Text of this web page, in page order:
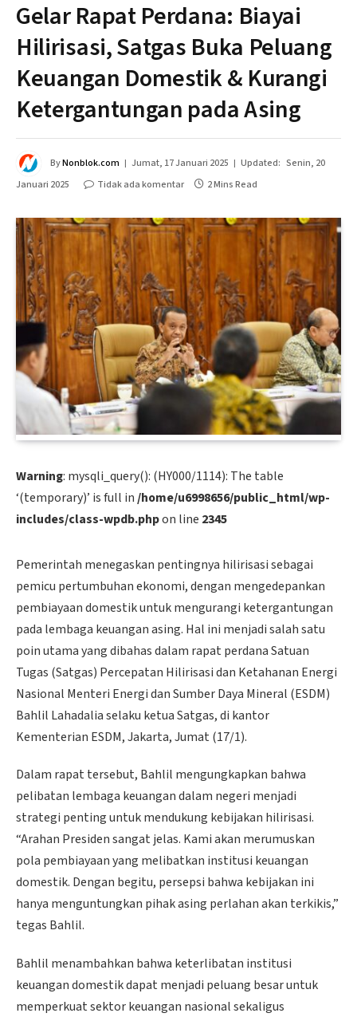
Gelar Rapat Perdana: Biayai
Hilirisasi, Satgas Buka Peluang
Keuangan Domestik & Kurangi
Ketergantungan pada Asing
ByNonblok.com Jumat, 17 Januari 2025 Updated: Senin, 20
Januari 2025
Tidak ada komentar 2 Mins Read
Warning: mysqli_query(): (HY000/1114): The table
‘(temporary)’ is full in/home/u6998656/public_html/wp-
includes/class-wpdb.phpon line 2345
Pemerintah menegaskan pentingnya hilirisasi sebagai
pemicu pertumbuhan ekonomi, dengan mengedepankan
pembiayaan domestik untuk mengurangi ketergantungan
pada lembaga keuangan asing. Hal ini menjadi salah satu
poin utama yang dibahas dalam rapat perdana Satuan
Tugas (Satgas) Percepatan Hilirisasi dan Ketahanan Energi
Nasional Menteri Energi dan Sumber Daya Mineral (ESDM)
Bahlil Lahadalia selaku ketua Satgas, di kantor
Kementerian ESDM, Jakarta, Jumat (17/1).
Dalam rapat tersebut, Bahlil mengungkapkan bahwa
pelibatan lembaga keuangan dalam negeri menjadi
strategi penting untuk mendukung kebijakan hilirisasi.
“Arahan Presiden sangat jelas. Kami akan merumuskan
pola pembiayaan yang melibatkan institusi keuangan
domestik. Dengan begitu, persepsi bahwa kebijakan ini
hanya menguntungkan pihak asing perlahan akan terkikis,”
tegas Bahlil.
Bahlil menambahkan bahwa keterlibatan institusi
keuangan domestik dapat menjadi peluang besar untuk
memperkuat sektor keuangan nasional sekaligus